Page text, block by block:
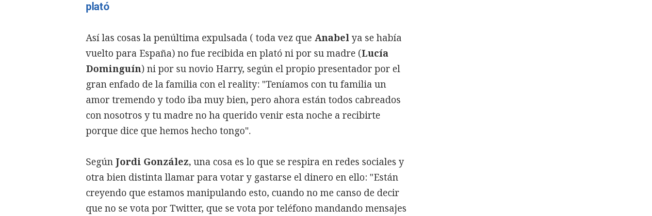
plató
Así las cosas la penúltima expulsada ( toda vez que Anabel ya se había
vuelto para España) no fue recibida en plató ni por su madre (Lucía
Dominguín) ni por su novio Harry, según el propio presentador por el
gran enfado de la familia con el reality: "Teníamos con tu familia un
amor tremendo y todo iba muy bien, pero ahora están todos cabreados
con nosotros y tu madre no ha querido venir esta noche a recibirte
porque dice que hemos hecho tongo".
Según Jordi González, una cosa es lo que se respira en redes sociales y
otra bien distinta llamar para votar y gastarse el dinero en ello: "Están
creyendo que estamos manipulando esto, cuando no me canso de decir
que no se vota por Twitter, que se vota por teléfono mandando mensajes